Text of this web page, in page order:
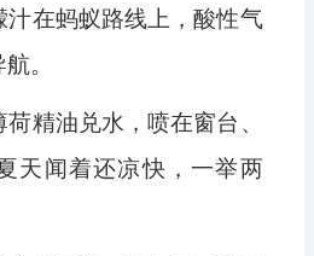
汁在蚂蚁路线上，酸性气
。
精油兑水，喷在窗台、
天闻着还凉快，一举两